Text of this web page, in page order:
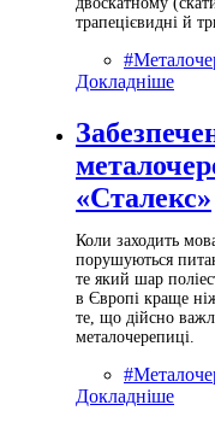
трапецієвидні й
Докладніше
«Сталекс»
Коли заходить
порушуються
те який шар
в Європі краще
те, що дійсно
металочерепиці.
Докладніше